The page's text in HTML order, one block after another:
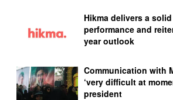
Hikma delivers a solid
performance and
year outlook
Communication with
‘very difficult at
president